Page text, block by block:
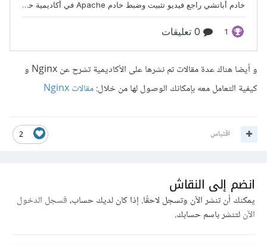
و أيضا هناك عدة مقالات تم نشرها على الأكاديمية تشرح عن Nginx و
كيفية التعامل معه بإمكانك الوصول لها من خلال:مقالات Nginx
2 اقتباس
انضم إلى النقاش
يمكنك أن تنشر الآن وتسجل لاحقًا. إذا كان لديك حساب،فسجل الدخول
الآنلتنشر باسم حسابك.